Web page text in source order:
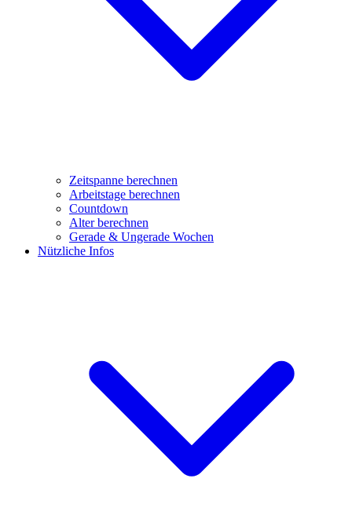
Zeitspanne berechnen
Arbeitstage berechnen
Countdown
Alter berechnen
Gerade & Ungerade Wochen
Nützliche Infos